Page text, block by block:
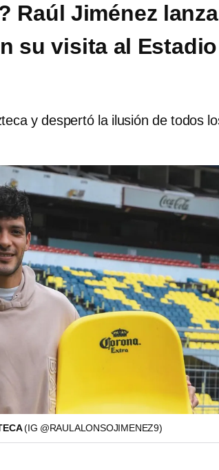
Raúl Jiménez lanza
su visita al Estadio
y despertó la ilusión de todos
(IG @RAULALONSOJIMENEZ9)